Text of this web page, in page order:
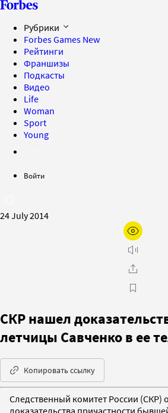
Рубрики
Forbes Games New
Рейтинги
Франшизы
Подкасты
Видео
Life
Woman
Sport
Young
Войти
24 July 2014
СКР нашел
летчицы Савченко в ее
Копировать ссылку
Следственный комитет России (СКР)
доказательства причастности